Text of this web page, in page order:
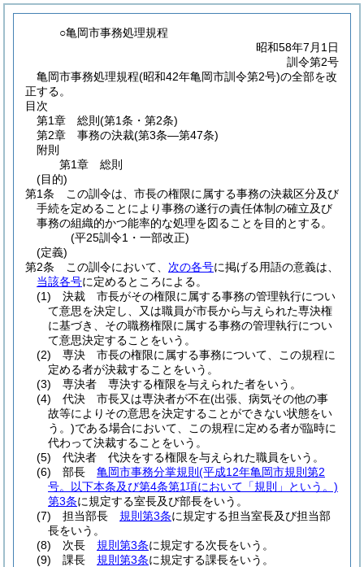
○亀岡市事務処理規程
昭和58年7月1日
訓令第2号
亀岡市事務処理規程(昭和42年亀岡市訓令第2号)の全部を改
正する。
目次
第1章
総則 (第1条・第2条)
第2章
事務の決裁(第3条―第47条)
附則
第1章
総則
(目的)
第1条
この訓令は、市長の権限に属する事務の決裁区分及び
手続を定めることにより事務の遂行の責任体制の確立及び
事務の組織的かつ能率的な処理を図ることを目的とする。
(平25訓令1・一部改正)
(定義)
第2条
この訓令において、 次の各号に掲げる用語の意義は、
当該各号に定めるところによる。
(1)
決裁 市長がその権限に属する事務の管理執行につい
て意思を決定し、又は職員が市長から与えられた専決権
に基づき、その職務権限に属する事務の管理執行につい
て意思決定することをいう。
(2)
専決 市長の権限に属する事務について、この規程に
定める者が決裁することをいう。
(3)
専決者 専決する権限を与えられた者をいう。
(4)
代決 市長又は専決者が不在(出張、病気その他の事
故等によりその意思を決定することができない状態をい
う。)である場合において、この規程に定める者が臨時に
代わって決裁することをいう。
(5)
代決者 代決をする権限を与えられた職員をいう。
(6)
部長 亀岡市事務分掌規則 (平成12年亀岡市規則第2
号。以下本条及び第4条第1項において「規則」という。)
第3条に規定する室長及び部長をいう。
(7)
担当部長 規則第3条に規定する担当室長及び担当部
長をいう。
(8)
次長 規則第3条に規定する次長をいう。
(9)
課長 規則第3条に規定する課長をいう。